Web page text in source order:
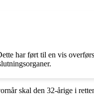
har ført til en vis
skal den 32-årige i